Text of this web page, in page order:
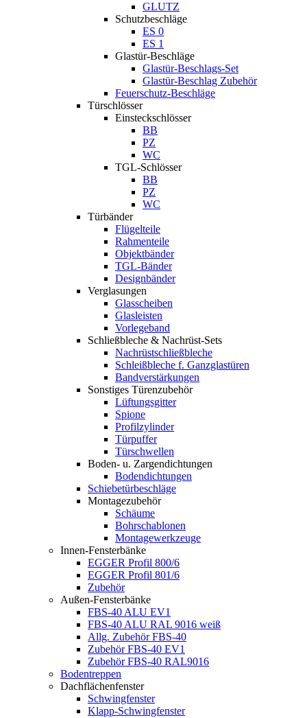
GLUTZ
Schutzbeschläge
ES 0
ES 1
Glastür-Beschläge
Glastür-Beschlags-Set
Glastür-Beschlag Zubehör
Feuerschutz-Beschläge
Türschlösser
Einsteckschlösser
BB
PZ
WC
TGL-Schlösser
BB
PZ
WC
Türbänder
Flügelteile
Rahmenteile
Objektbänder
TGL-Bänder
Designbänder
Verglasungen
Glasscheiben
Glasleisten
Vorlegeband
Schließbleche & Nachrüst-Sets
Nachrüstschließbleche
Schleißbleche f. Ganzglastüren
Bandverstärkungen
Sonstiges Türenzubehör
Lüftungsgitter
Spione
Profilzylinder
Türpuffer
Türschwellen
Boden- u. Zargendichtungen
Bodendichtungen
Schiebetürbeschläge
Montagezubehör
Schäume
Bohrschablonen
Montagewerkzeuge
Innen-Fensterbänke
EGGER Profil 800/6
EGGER Profil 801/6
Zubehör
Außen-Fensterbänke
FBS-40 ALU EV1
FBS-40 ALU RAL 9016 weiß
Allg. Zubehör FBS-40
Zubehör FBS-40 EV1
Zubehör FBS-40 RAL9016
Bodentreppen
Dachflächenfenster
Schwingfenster
Klapp-Schwingfenster